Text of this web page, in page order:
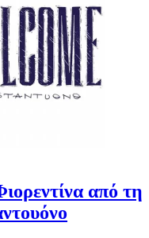
από τη